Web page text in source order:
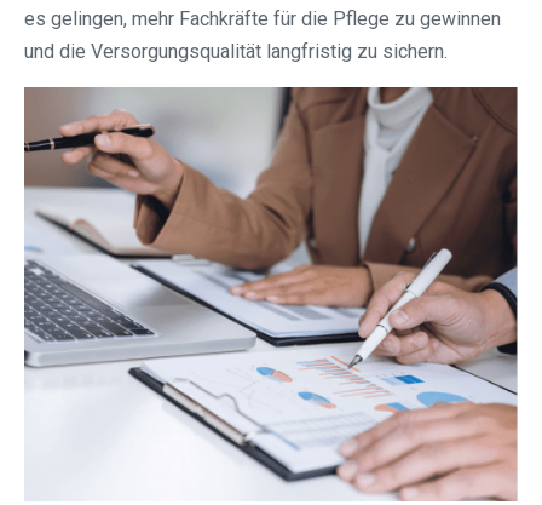
es gelingen, mehr Fachkräfte für die Pflege zu gewinnen
und die Versorgungsqualität langfristig zu sichern.